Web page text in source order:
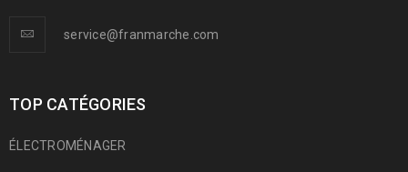
service@franmarche.com
TOP CATÉGORIES
ÉLECTROMÉNAGER